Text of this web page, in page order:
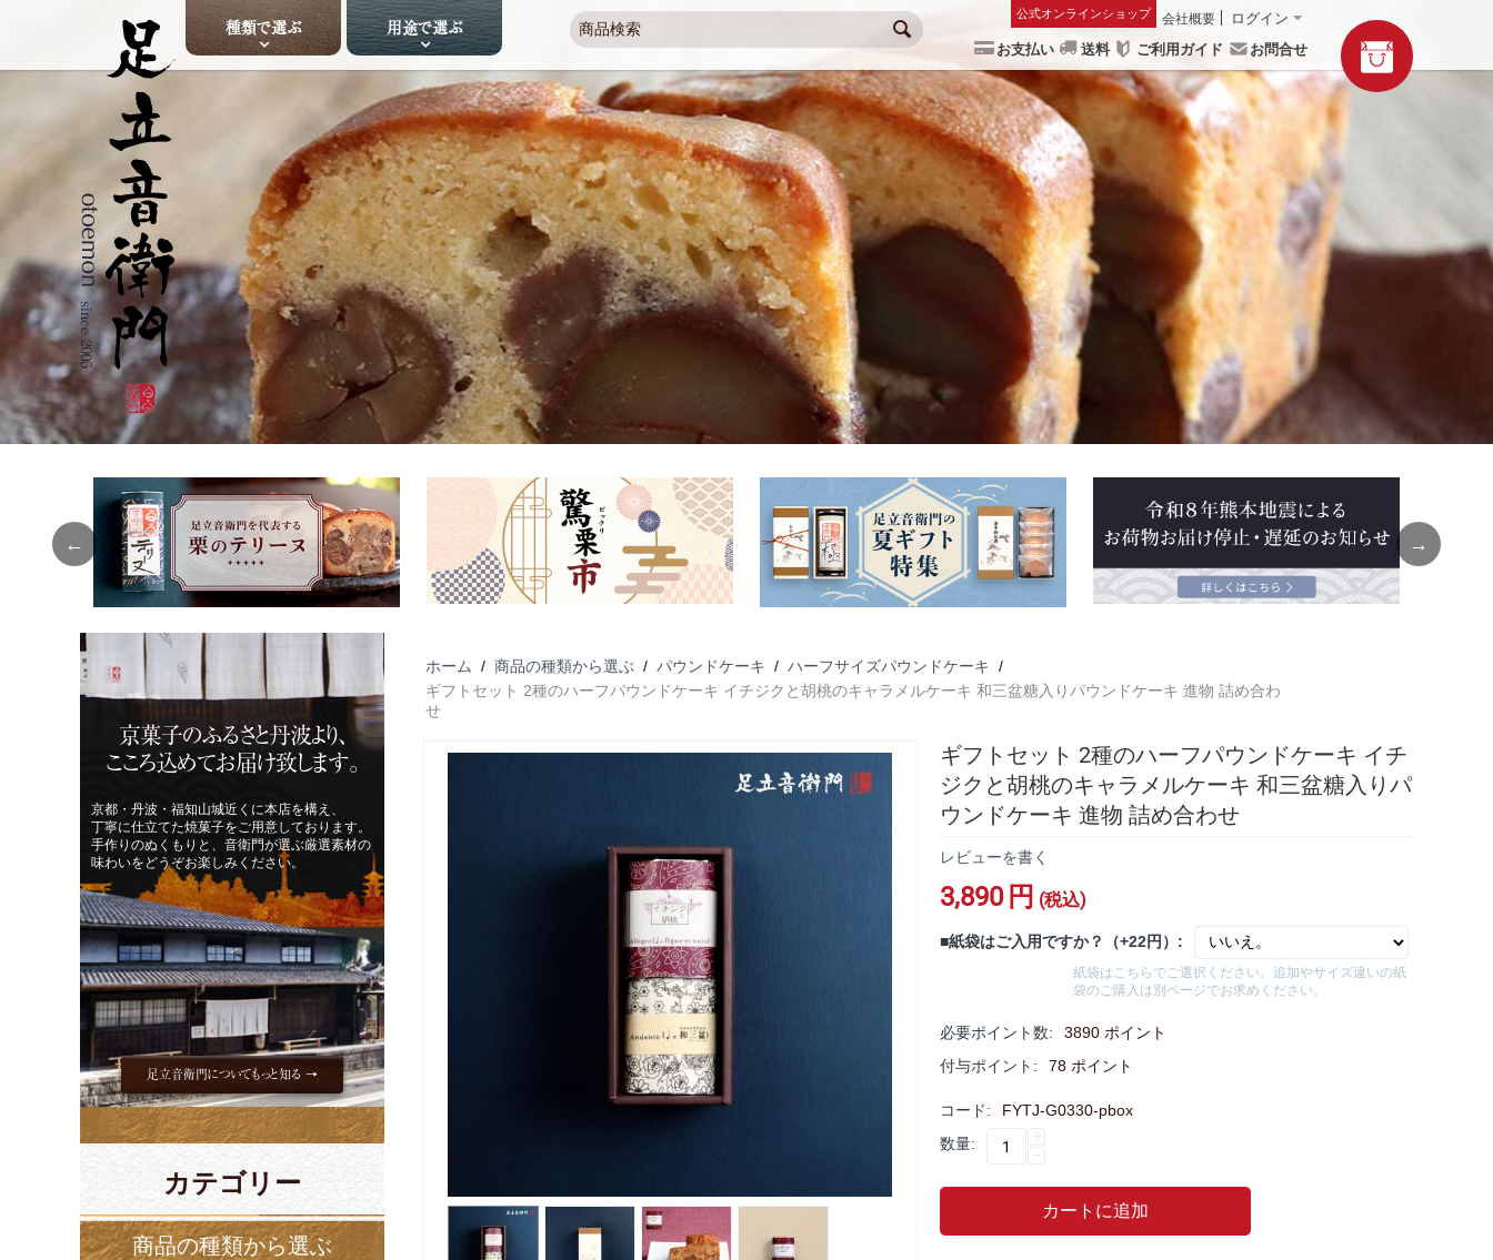
種類で選ぶ 用途で選ぶ
公式オンラインショップ 会社概要 ログイン
お支払い 送料 ご利用ガイド お問合せ
Previous Next
京菓子のふるさと丹波より、
こころ込めてお届け致します。
京都・丹波・福知山城近くに本店を構え、
丁寧に仕立てた焼菓子をご用意しております。
手作りのぬくもりと、音衛門が選ぶ厳選素材の
味わいをどうぞお楽しみください。
足立音衛門についてもっと知る →
カテゴリー
商品の種類から選ぶ
ホーム / 商品の種類から選ぶ / パウンドケーキ / ハーフサイズパウンドケーキ /
ギフトセット 2種のハーフパウンドケーキ イチジクと胡桃のキャラメルケーキ 和三盆糖入りパウンドケーキ 進物 詰め合わ
せ
ギフトセット 2種のハーフパウンドケーキ イチ
ジクと胡桃のキャラメルケーキ 和三盆糖入りパ
ウンドケーキ 進物 詰め合わせ
レビューを書く
3,890 円 (税込)
■紙袋はご入用ですか？（+22円）:
紙袋はこちらでご選択ください。追加やサイズ違いの紙
袋のご購入は別ページでお求めください。
必要ポイント数:
3890 ポイント
付与ポイント:
78 ポイント
コード:
FYTJ-G0330-pbox
数量:
+
−
カートに追加